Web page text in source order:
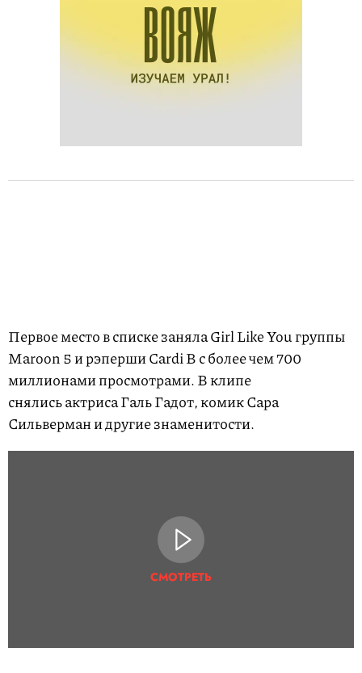
Первое место в списке заняла Girl Like You группы
Maroon 5 и рэперши Cardi B с более чем 700
миллионами просмотрами. В клипе
снялись актриса Галь Гадот, комик Сара
Сильверман и другие знаменитости.
СМОТРЕТЬ